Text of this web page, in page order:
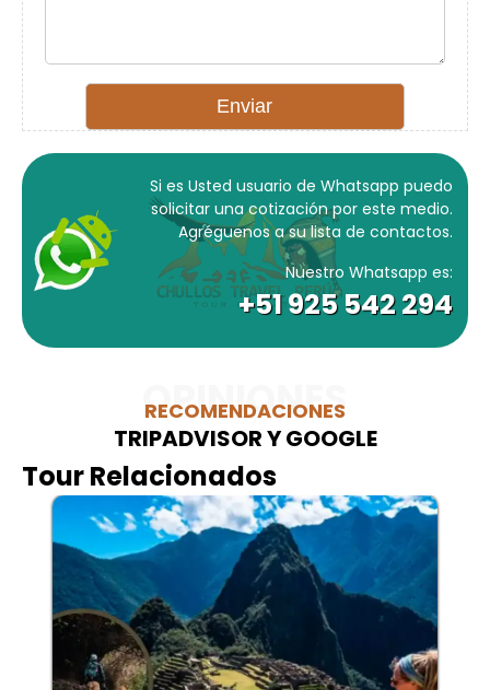
Si es Usted usuario de Whatsapp puedo
solicitar una cotización por este medio.
Agréguenos a su lista de contactos.
Nuestro Whatsapp es:
+51 925 542 294
OPINIONES
RECOMENDACIONES
TRIPADVISOR Y GOOGLE
Tour Relacionados